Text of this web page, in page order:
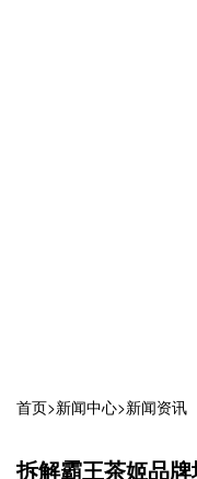
首页>新闻中心>新闻资讯
拆解霸王茶姬品